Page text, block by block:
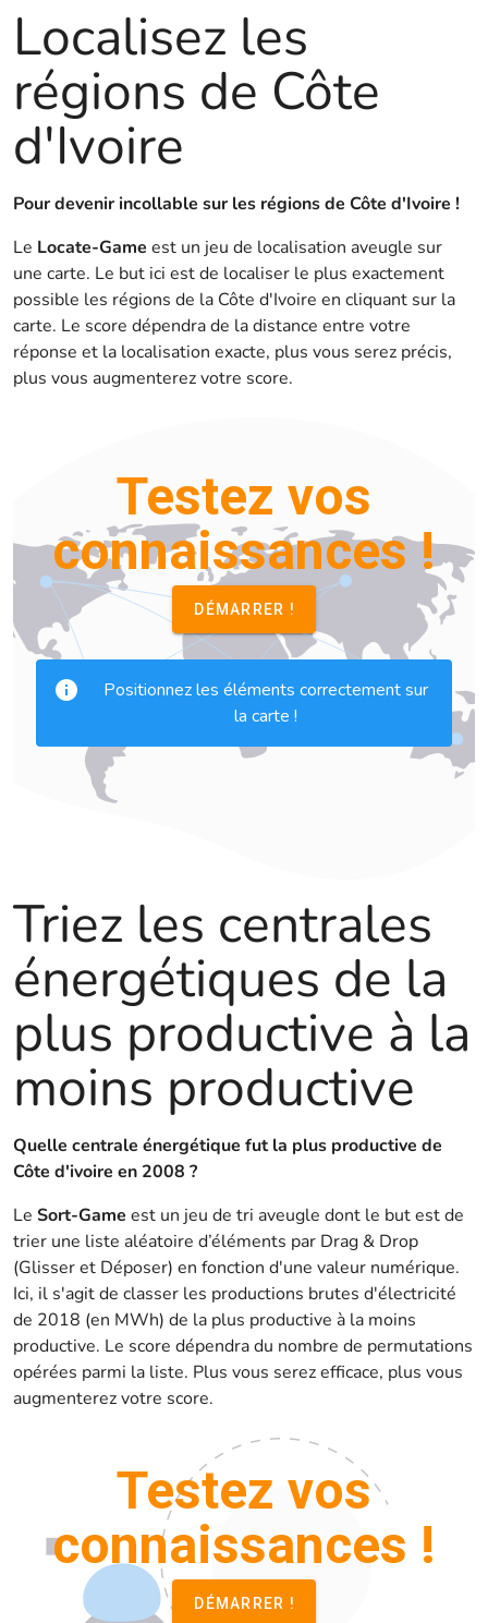
Localisez les
régions de Côte
d'Ivoire
Pour devenir incollable sur les régions de Côte d'Ivoire !
Le Locate-Game est un jeu de localisation aveugle sur
une carte. Le but ici est de localiser le plus exactement
possible les régions de la Côte d'Ivoire en cliquant sur la
carte. Le score dépendra de la distance entre votre
réponse et la localisation exacte, plus vous serez précis,
plus vous augmenterez votre score.
Triez les centrales
énergétiques de la
plus productive à la
moins productive
Quelle centrale énergétique fut la plus productive de
Côte d'ivoire en 2008 ?
Le Sort-Game est un jeu de tri aveugle dont le but est de
trier une liste aléatoire d’éléments par Drag & Drop
(Glisser et Déposer) en fonction d'une valeur numérique.
Ici, il s'agit de classer les productions brutes d'électricité
de 2018 (en MWh) de la plus productive à la moins
productive. Le score dépendra du nombre de permutations
opérées parmi la liste. Plus vous serez efficace, plus vous
augmenterez votre score.